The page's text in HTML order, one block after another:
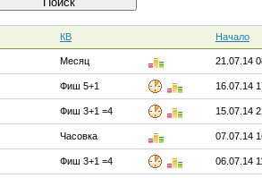
КВ Начало
Месяц 21.07.14
Фиш 5+1 16.07.14
Фиш 3+1 =4 15.07.14
Часовка 07.07.14
Фиш 3+1 =4 06.07.14